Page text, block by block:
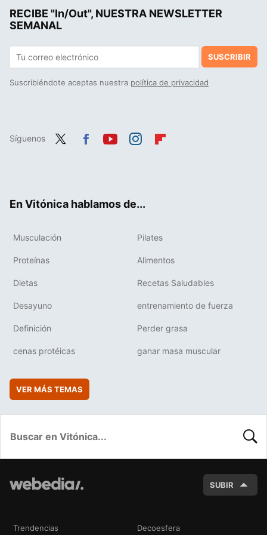
RECIBE "In/Out", NUESTRA NEWSLETTER
SEMANAL
SUSCRIBIR
Suscribiéndote aceptas nuestra política de privacidad
Síguenos
En Vitónica hablamos de...
Musculación Pilates
Proteínas Alimentos
Dietas Recetas Saludables
Desayuno entrenamiento de fuerza
Definición Perder grasa
cenas protéicas ganar masa muscular
VER MÁS TEMAS
SUBIR
Trendencias Decoesfera